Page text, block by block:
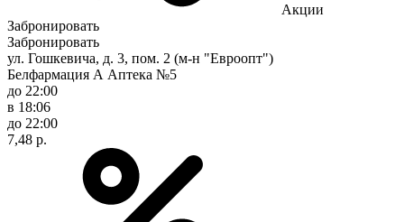
Акции
Забронировать
Забронировать
ул. Гошкевича, д. 3, пом. 2 (м-н "Евроопт")
Белфармация А Аптека №5
до 22:00
в 18:06
до 22:00
7,48 р.